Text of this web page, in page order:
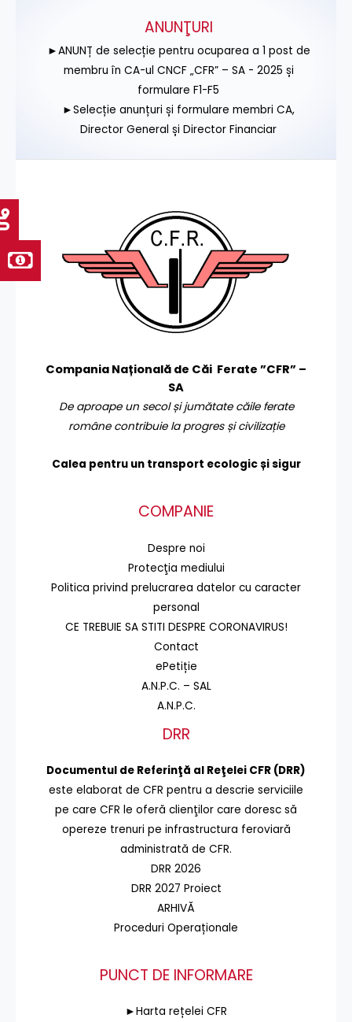
ANUNŢURI
►ANUNȚ de selecție pentru ocuparea a 1 post de
membru în CA-ul CNCF „CFR” – SA - 2025 și
formulare F1-F5
►Selecție anunțuri și formulare membri CA,
Director General și Director Financiar
Compania Națională de Căi Ferate ”CFR” –
SA
De aproape un secol și jumătate căile ferate
române contribuie la progres și civilizație
Calea pentru un transport ecologic și sigur
COMPANIE
Despre noi
Protecţia mediului
Politica privind prelucrarea datelor cu caracter
personal
CE TREBUIE SA STITI DESPRE CORONAVIRUS!
Contact
ePetiție
A.N.P.C. – SAL
A.N.P.C.
DRR
Documentul de Referinţă al Reţelei CFR (DRR)
este elaborat de CFR pentru a descrie serviciile
pe care CFR le oferă clienţilor care doresc să
opereze trenuri pe infrastructura feroviară
administrată de CFR.
DRR 2026
DRR 2027 Proiect
ARHIVĂ
Proceduri Operaționale
PUNCT DE INFORMARE
►Harta rețelei CFR